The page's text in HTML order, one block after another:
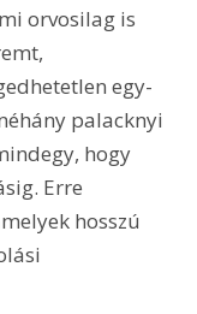
orvosilag is
egy-
palacknyi
hogy
Erre
hosszú